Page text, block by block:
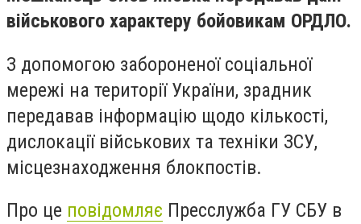
військового характеру бойовикам ОРДЛО.
З допомогою забороненої соціальної
мережі на території України, зрадник
передавав інформацію щодо кількості,
дислокації військових та техніки ЗСУ,
місцезнаходження блокпостів.
Про це повідомляє Пресслужба ГУ СБУ в